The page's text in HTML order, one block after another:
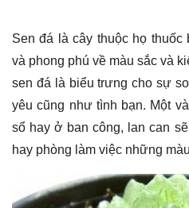
Sen đá là cây thuộc họ
và phong phú về màu sắc và
sen đá là biểu trưng cho sự
yêu cũng như tình bạn. Một
sổ hay ở ban công, lan can
hay phòng làm việc những